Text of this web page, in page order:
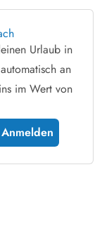
Urlaub in
an
im Wert von
Anmelden